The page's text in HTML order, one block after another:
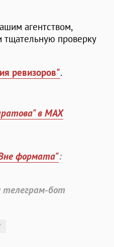
агентством,
тщательную проверку
ревизоров".
в MAX
формата":
телеграм-бот